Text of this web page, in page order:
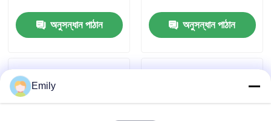
গুণমান নিয়ন্ত্রণ
খবর
অনুসন্ধান পাঠান অনুসন্ধান পাঠান
Emily